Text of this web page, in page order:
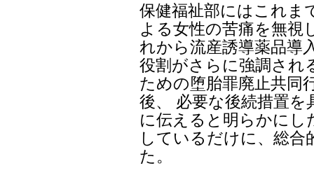
保健福祉部にはこれま
よる女性の苦痛を無視
れから流産誘導薬品導
役割がさらに強調され
ための堕胎罪廃止共同
後、 必要な後続措置
に伝えると明らかにし
しているだけに、総合
た。